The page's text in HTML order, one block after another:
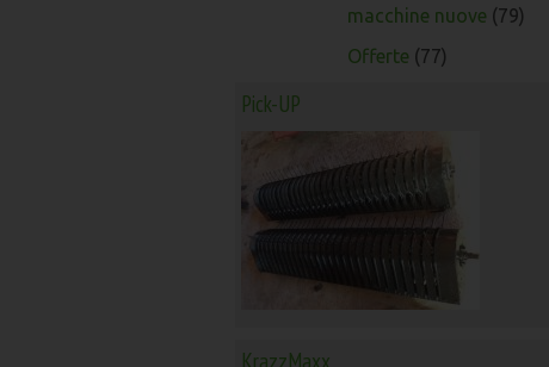
macchine nuove (79)
Offerte (77)
Pick-UP
KrazzMaxx